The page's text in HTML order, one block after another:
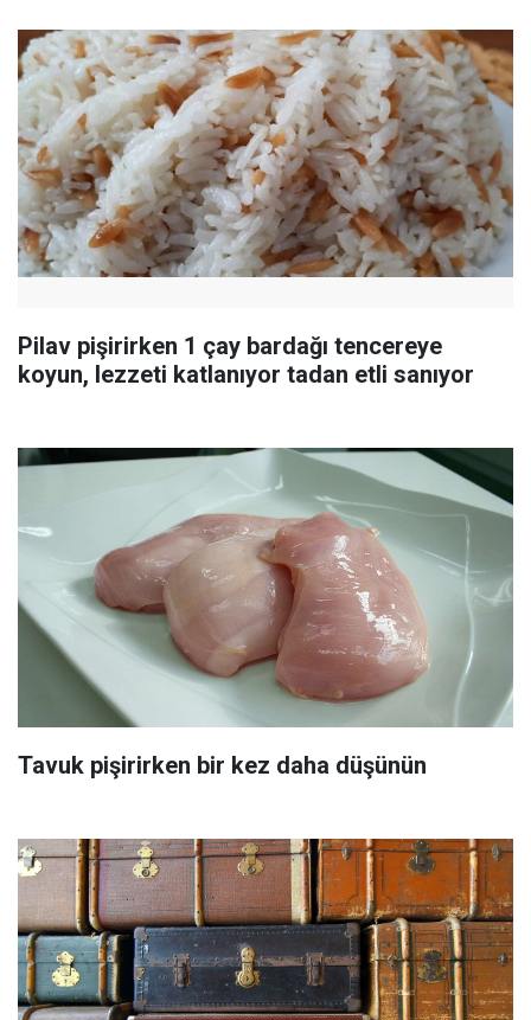
Pilav pişirirken 1 çay bardağı tencereye
koyun, lezzeti katlanıyor tadan etli sanıyor
Tavuk pişirirken bir kez daha düşünün